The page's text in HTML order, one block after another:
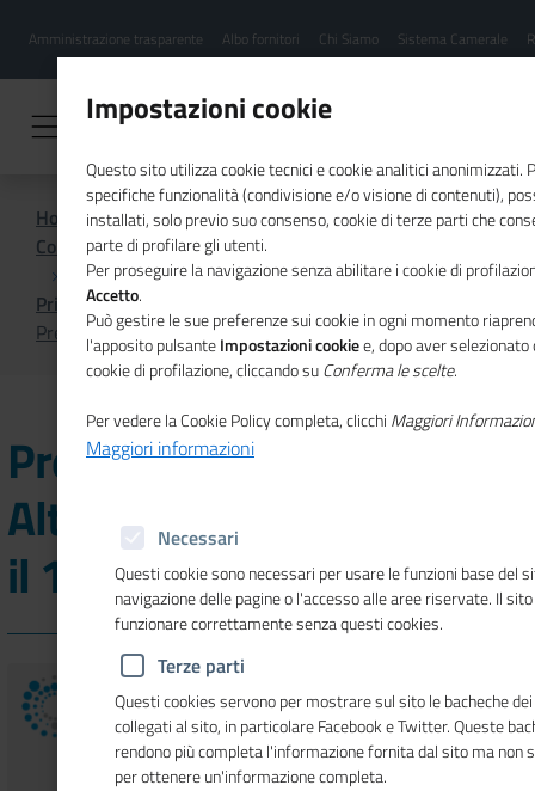
contenuto
Menu
hamburgher
Amministrazione trasparente Albo fornitori Chi Siamo Sistema Camerale
Home
Comunicazione istituzionale per il sistema camerale
Primo Piano
Premio Storie di Alternanza, iscrizioni entro il 18 ottobre
Premio Storie di
Alternanza, iscrizioni entro
il 18 ottobre
Impostazioni cookie
Questo sito utilizza cookie tecnici e cookie analitici anonimizzati.
specifiche funzionalità (condivisione e/o visione di contenuti),
installati, solo previo suo consenso, cookie di terze parti che
parte di profilare gli utenti.
Per proseguire la navigazione senza abilitare i cookie di
Accetto.
Può gestire le sue preferenze sui cookie in ogni momento
l'apposito pulsanteImpostazioni cookiee, dopo aver
cookie di profilazione, cliccando suConferma le scelte.
Per vedere la Cookie Policy completa, clicchi Maggiori
Maggiori informazioni
Necessari
Questi cookie sono necessari per usare le funzioni base del
navigazione delle pagine o l'accesso alle aree riservate. Il
funzionare correttamente senza questi cookies.
Terze parti
Questi cookies servono per mostrare sul sito le bacheche
collegati al sito, in particolare Facebook e Twitter. Queste
rendono più completa l'informazione fornita dal sito ma non
per ottenere un'informazione completa.